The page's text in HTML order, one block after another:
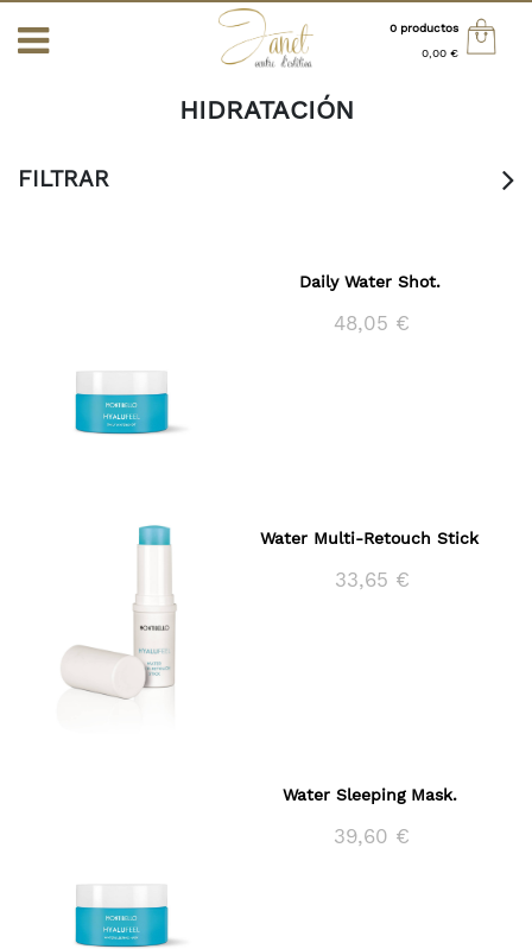
0 productos
0,00 €
HIDRATACIÓN
FILTRAR
Daily Water Shot.
48,05 €
Water Multi-Retouch Stick
33,65 €
Water Sleeping Mask.
39,60 €